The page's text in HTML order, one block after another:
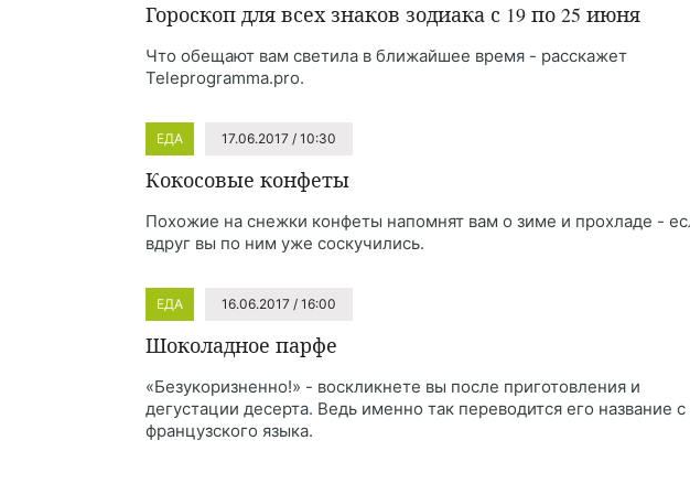
Гороскоп для всех знаков зодиака с 19 по 25 июня
Что обещают вам светила в ближайшее время - расскажет
Teleprogramma.pro.
ЕДА 17.06.2017 / 10:30
Кокосовые конфеты
Похожие на снежки конфеты напомнят вам о зиме и прохладе -
вдруг вы по ним уже соскучились.
ЕДА 16.06.2017 / 16:00
Шоколадное парфе
«Безукоризненно!» - воскликнете вы после приготовления и
дегустации десерта. Ведь именно так переводится его название с
французского языка.